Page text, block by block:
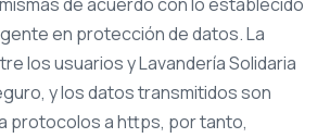
de acuerdo con lo establecido
en protección de datos. La
los usuarios y Lavandería Solidaria
y los datos transmitidos son
protocolos a https, por tanto,